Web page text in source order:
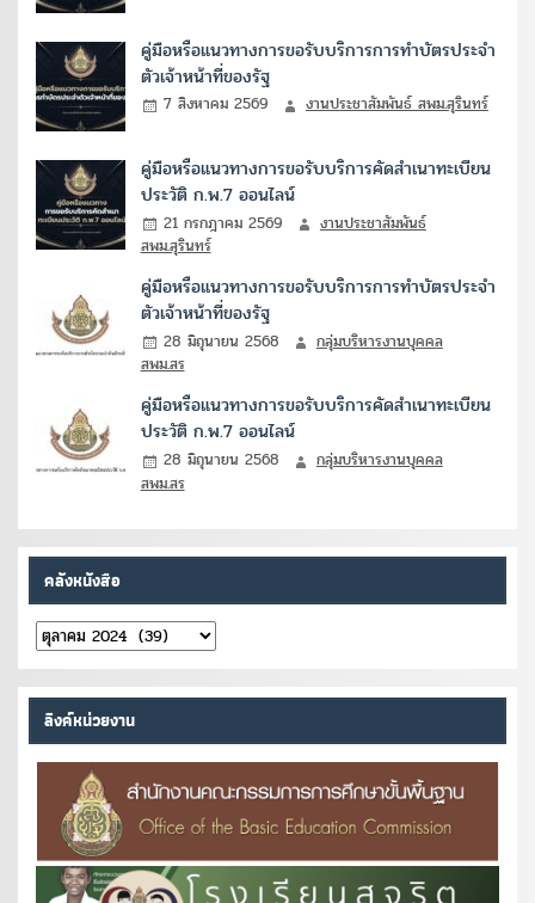
คู่มือหรือแนวทางการขอรับบริการการทำบัตรประจำ
ตัวเจ้าหน้าที่ของรัฐ
7 สิงหาคม 2569 งานประชาสัมพันธ์ สพม.สุรินทร์
คู่มือหรือแนวทางการขอรับบริการคัดสำเนาทะเบียน
ประวัติ ก.พ.7 ออนไลน์
21 กรกฎาคม 2569
งานประชาสัมพันธ์
สพม.สุรินทร์
คู่มือหรือแนวทางการขอรับบริการการทำบัตรประจำ
ตัวเจ้าหน้าที่ของรัฐ
28 มิถุนายน 2568
กลุ่มบริหารงานบุคคล
สพม.สร
คู่มือหรือแนวทางการขอรับบริการคัดสำเนาทะเบียน
ประวัติ ก.พ.7 ออนไลน์
28 มิถุนายน 2568
กลุ่มบริหารงานบุคคล
สพม.สร
คลังหนังสือ
คลัง
หนังสือ
ลิงค์หน่วยงาน